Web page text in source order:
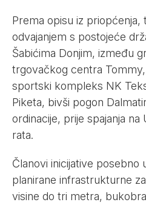
Prema opisu iz priopćenja,
odvajanjem s postojeće
Šabićima Donjim, između
trgovačkog centra
sportski kompleks NK
Piketa, bivši pogon
ordinacije, prije spajanja
rata.
Članovi inicijative posebno
planirane infrastrukturne
visine do tri metra,